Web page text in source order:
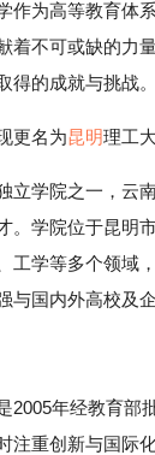
作为高等教育体
着不可或缺的力
得的成就与挑战。
更名为昆明理工
立学院之一，云
。学院位于昆明
工学等多个领域
与国内外高校及
2005年经教育部
注重创新与国际